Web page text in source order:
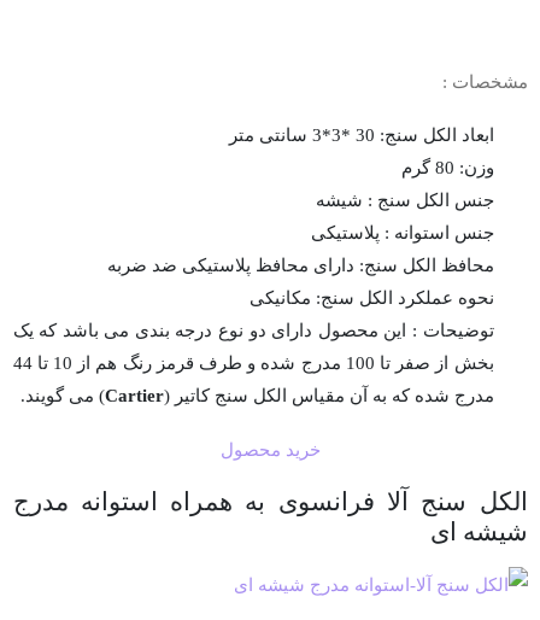
مشخصات :
ابعاد الکل سنج: 30 *3*3 سانتی متر
وزن: 80 گرم
جنس الکل سنج : شیشه
جنس استوانه : پلاستیکی
محافظ الکل سنج: دارای محافظ پلاستیکی ضد ضربه
نحوه عملکرد الکل سنج: مکانیکی
توضیحات : این محصول دارای دو نوع درجه بندی می باشد که یک
بخش از صفر تا 100 مدرج شده و طرف قرمز رنگ هم از 10 تا 44
مدرج شده که به آن مقیاس الکل سنج کاتیر (Cartier) می گویند.
خرید محصول
الکل سنج آلا فرانسوی به همراه استوانه مدرج
شیشه ای